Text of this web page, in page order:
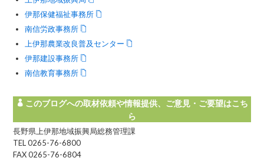
伊那保健福祉事務所
南信労政事務所
上伊那農業改良普及センター
伊那建設事務所
南信教育事務所
このブログへの取材依頼や情報提供、ご意見・ご要望はこち
ら
長野県上伊那地域振興局総務管理課
TEL 0265-76-6800
FAX 0265-76-6804